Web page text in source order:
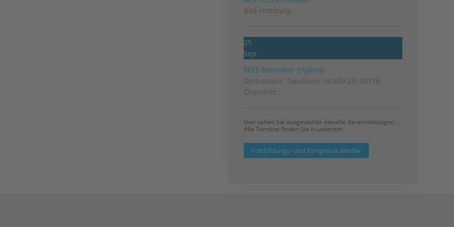
Bad Homburg
25
Sep.
FEES-Refresher (Hybrid)
Dystravoice, Zwickauer Straße 29, 09116
Chemnitz
Hier sehen Sie ausgewählte aktuelle Veranstaltungen.
Alle Termine finden Sie in unserem
Fortbildungs- und Kongresskalender